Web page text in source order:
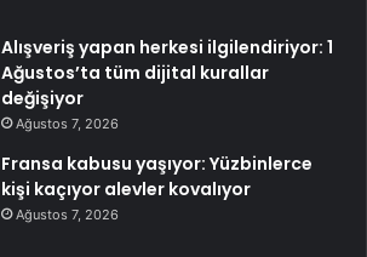
Alışveriş yapan herkesi ilgilendiriyor: 1
Ağustos’ta tüm dijital kurallar
değişiyor
Ağustos 7, 2026
Fransa kabusu yaşıyor: Yüzbinlerce
kişi kaçıyor alevler kovalıyor
Ağustos 7, 2026